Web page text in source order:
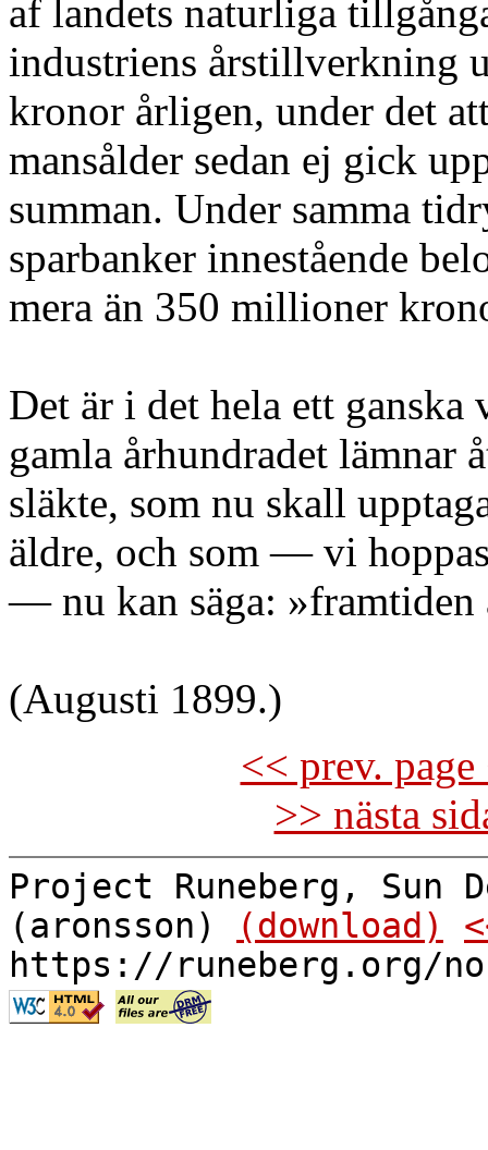
af landets naturliga
industriens årstillverkning
kronor årligen, under det
mansålder sedan ej gick
summan. Under samma
sparbanker innestående
mera än 350 millioner
Det är i det hela ett ganska
gamla århundradet lämnar
släkte, som nu skall
äldre, och som — vi
— nu kan säga: »framtiden
(Augusti 1899.)
<< prev.
>> nästa
Project Runeberg, Sun
(aronsson)
(download)
https://runeberg.org/